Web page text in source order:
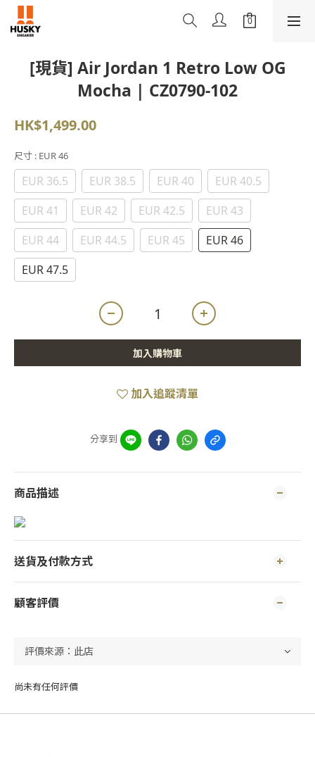
[現貨] Air Jordan 1 Retro Low OG
Mocha | CZ0790-102
HK$1,499.00
尺寸 : EUR 46
EUR 36.5 EUR 38.5 EUR 40
EUR 40.5
EUR 41
EUR 42 EUR 42.5
EUR 43
EUR 44
EUR 44.5 EUR 45
EUR 46
EUR 47.5
加入購物車
加入追蹤清單
分享到
商品描述
送貨及付款方式
顧客評價
尚未有任何評價